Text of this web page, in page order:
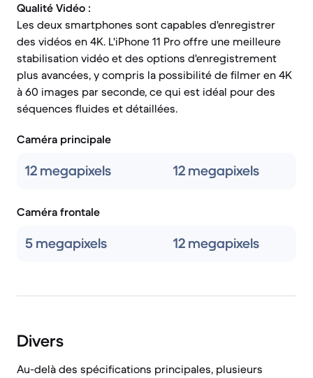
Qualité Vidéo :
Les deux smartphones sont capables d'enregistrer
des vidéos en 4K. L'iPhone 11 Pro offre une meilleure
stabilisation vidéo et des options d'enregistrement
plus avancées, y compris la possibilité de filmer en 4K
à 60 images par seconde, ce qui est idéal pour des
séquences fluides et détaillées.
Caméra principale
12 megapixels 12 megapixels
Caméra frontale
5 megapixels 12 megapixels
Divers
Au-delà des spécifications principales, plusieurs